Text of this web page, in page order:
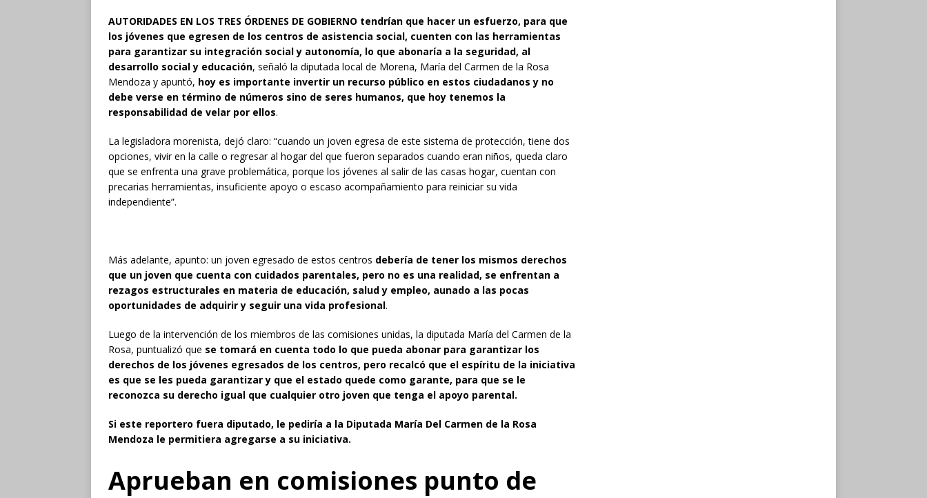
AUTORIDADES EN LOS TRES ÓRDENES DE GOBIERNO tendrían que hacer un esfuerzo, para que
los jóvenes que egresen de los centros de asistencia social, cuenten con las herramientas
para garantizar su integración social y autonomía, lo que abonaría a la seguridad, al
desarrollo social y educación, señaló la diputada local de Morena, María del Carmen de la Rosa
Mendoza y apuntó, hoy es importante invertir un recurso público en estos ciudadanos y no
debe verse en término de números sino de seres humanos, que hoy tenemos la
responsabilidad de velar por ellos.
La legisladora morenista, dejó claro: “cuando un joven egresa de este sistema de protección, tiene dos
opciones, vivir en la calle o regresar al hogar del que fueron separados cuando eran niños, queda claro
que se enfrenta una grave problemática, porque los jóvenes al salir de las casas hogar, cuentan con
precarias herramientas, insuficiente apoyo o escaso acompañamiento para reiniciar su vida
independiente”.
Más adelante, apunto: un joven egresado de estos centros debería de tener los mismos derechos
que un joven que cuenta con cuidados parentales, pero no es una realidad, se enfrentan a
rezagos estructurales en materia de educación, salud y empleo, aunado a las pocas
oportunidades de adquirir y seguir una vida profesional.
Luego de la intervención de los miembros de las comisiones unidas, la diputada María del Carmen de la
Rosa, puntualizó que se tomará en cuenta todo lo que pueda abonar para garantizar los
derechos de los jóvenes egresados de los centros, pero recalcó que el espíritu de la iniciativa
es que se les pueda garantizar y que el estado quede como garante, para que se le
reconozca su derecho igual que cualquier otro joven que tenga el apoyo parental.
Si este reportero fuera diputado, le pediría a la Diputada María Del Carmen de la Rosa
Mendoza le permitiera agregarse a su iniciativa.
Aprueban en comisiones punto de